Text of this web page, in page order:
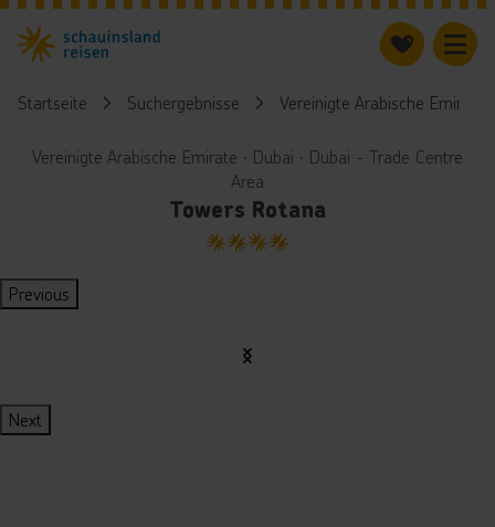
Startseite Suchergebnisse Vereinigte Arabische Emirate
Vereinigte Arabische Emirate ∙ Dubai ∙ Dubai - Trade Centre
Area
Towers Rotana
4
Previous
Next